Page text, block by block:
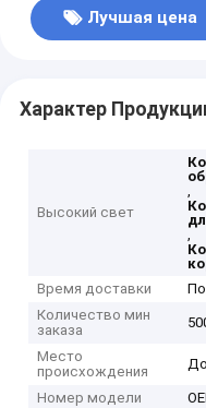
Лучшая цена
Характер
Высокий свет
,
,
Время доставки
Количество мин
заказа
Место
происхождения
Номер модели